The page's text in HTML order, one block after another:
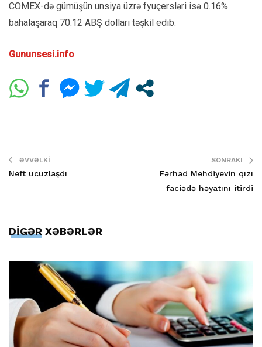
COMEX-də gümüşün unsiya üzrə fyuçersləri isə 0.16%
bahalaşaraq 70.12 ABŞ dolları təşkil edib.
Gununsesi.info
ƏVVƏLKI
Neft ucuzlaşdı
SONRAKI
Fərhad Mehdiyevin qızı
faciədə həyatını itirdi
DİGƏR XƏBƏRLƏR